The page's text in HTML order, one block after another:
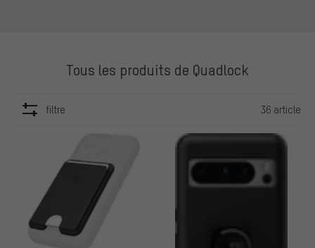
Tous les produits de Quadlock
filtre 36 article